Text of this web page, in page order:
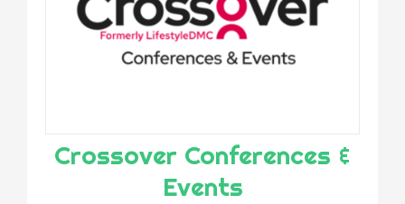
Crossover Conferences &
Events